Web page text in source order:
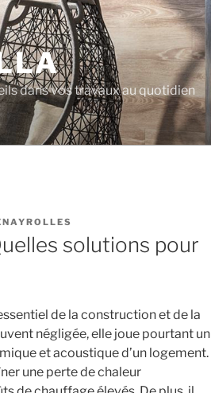
dans vos travaux au quotidien
solutions pour
de la construction et de la
négligée, elle joue pourtant un
et acoustique d’un logement.
une perte de chaleur